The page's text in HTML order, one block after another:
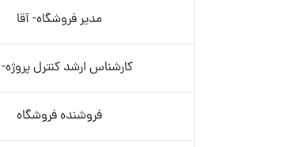
مدیر فروشگاه- آقا
کارشناس ارشد کنترل پروژه-
فروشنده فروشگاه